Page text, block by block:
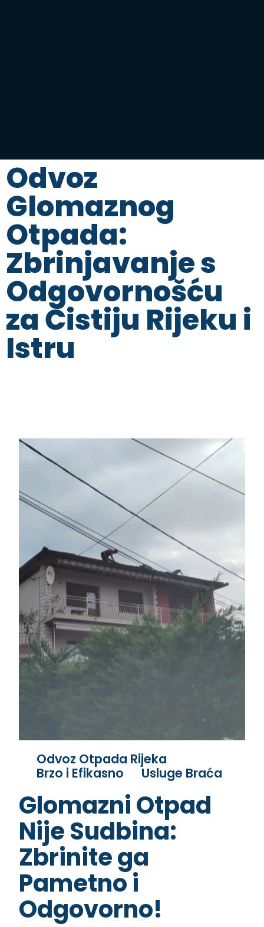
Odvoz
Glomaznog
Otpada:
Zbrinjavanje s
Odgovornošću
za Čistiju Rijeku i
Istru
Odvoz Otpada Rijeka
Brzo i Efikasno
Usluge Braća
Glomazni Otpad
Nije Sudbina:
Zbrinite ga
Pametno i
Odgovorno!